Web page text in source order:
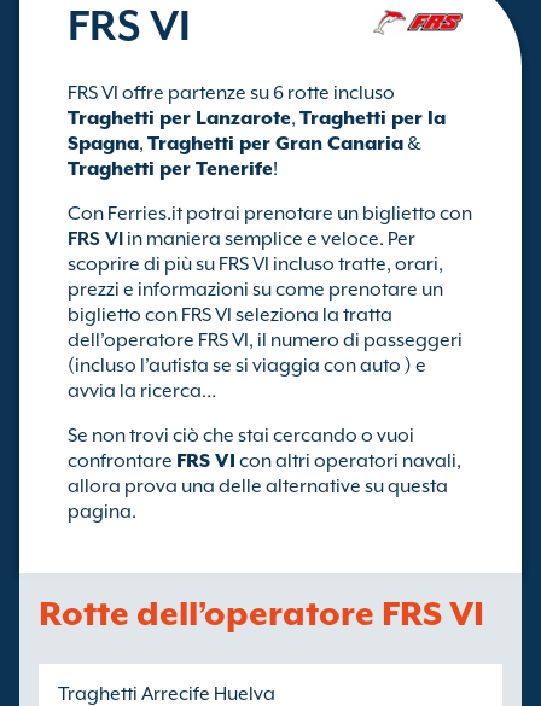
FRS VI
FRS VI offre partenze su 6 rotte incluso
Traghetti per Lanzarote, Traghetti per la
Spagna, Traghetti per Gran Canaria&
Traghetti per Tenerife!
Con Ferries.it potrai prenotare un biglietto con
FRS VI in maniera semplice e veloce. Per
scoprire di più su FRS VI incluso tratte, orari,
prezzi e informazioni su come prenotare un
biglietto con FRS VI seleziona la tratta
dell’operatore FRS VI, il numero di passeggeri
(incluso l’autista se si viaggia con auto ) e
avvia la ricerca…
Se non trovi ciò che stai cercando o vuoi
confrontare FRS VI con altri operatori navali,
allora prova una delle alternative su questa
pagina.
Rotte dell’operatore FRS VI
Traghetti Arrecife Huelva